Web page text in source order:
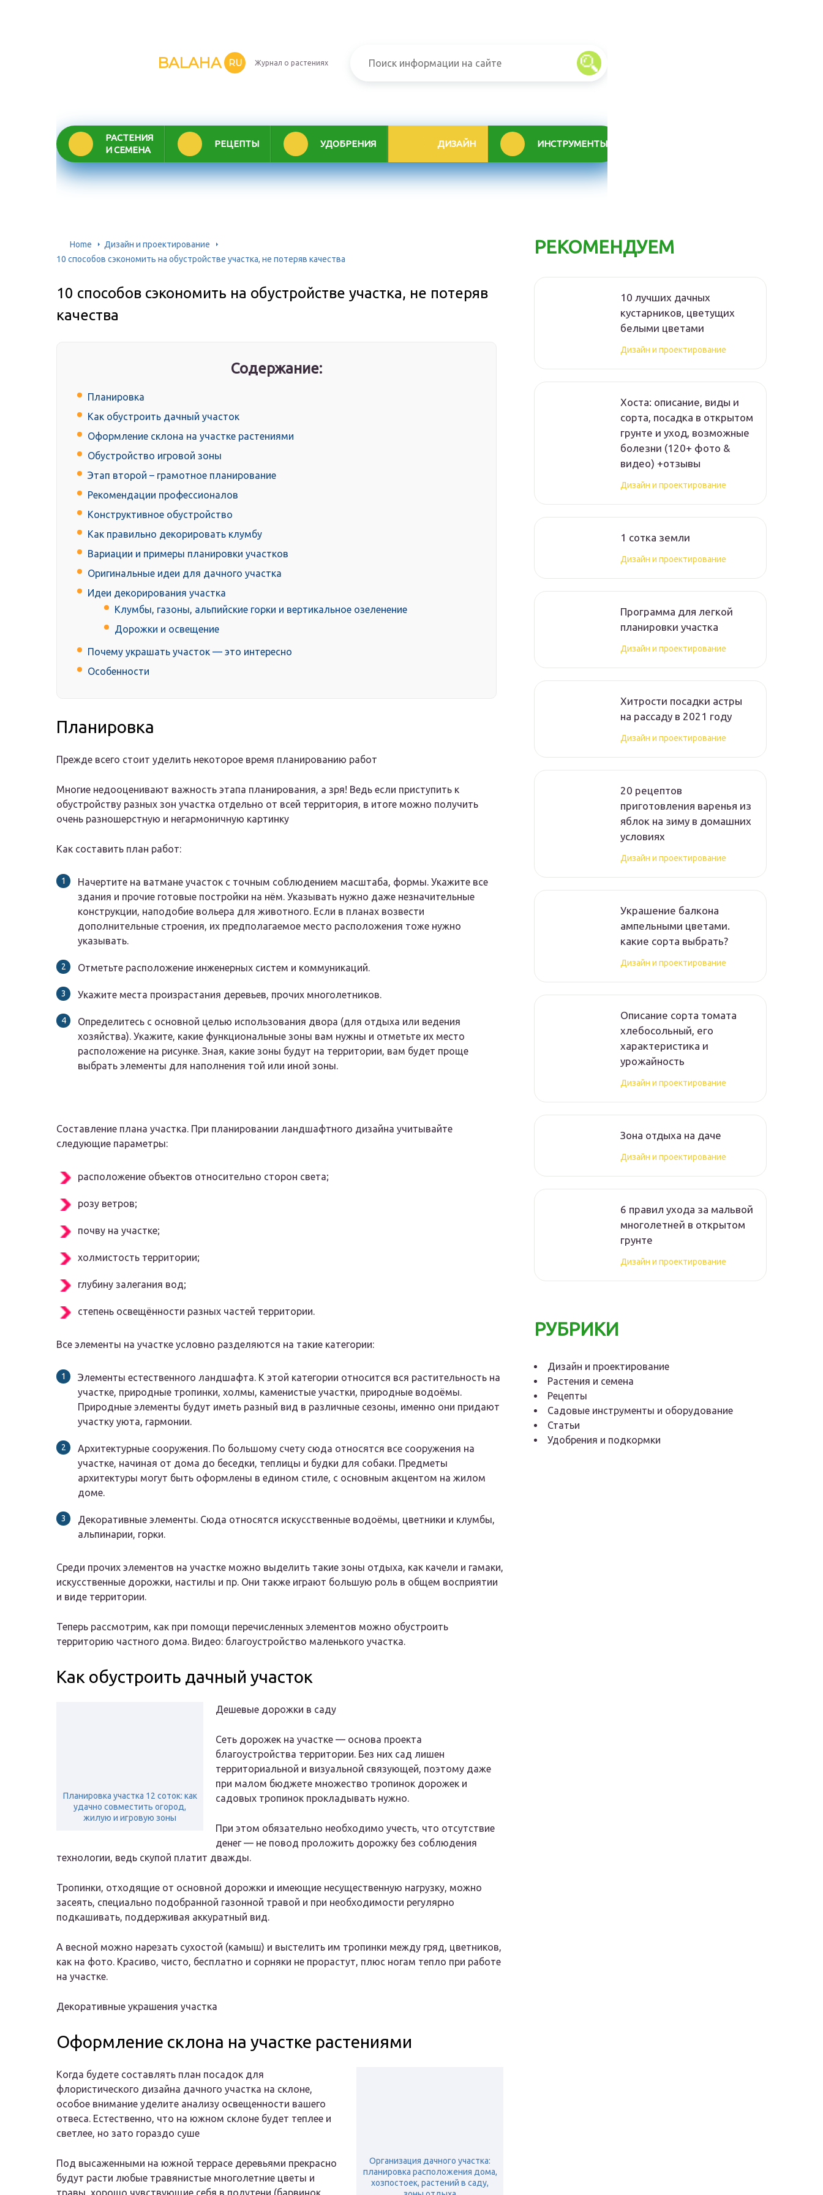
BALAHA RU Журнал о растениях
РАСТЕНИЯ
И СЕМЕНА
РЕЦЕПТЫ УДОБРЕНИЯ ДИЗАЙН ИНСТРУМЕНТЫ
Home
Дизайн и проектирование
10 способов сэкономить на обустройстве участка, не потеряв качества
10 способов сэкономить на обустройстве участка, не потеряв
качества
Содержание:
Планировка
Как обустроить дачный участок
Оформление склона на участке растениями
Обустройство игровой зоны
Этап второй – грамотное планирование
Рекомендации профессионалов
Конструктивное обустройство
Как правильно декорировать клумбу
Вариации и примеры планировки участков
Оригинальные идеи для дачного участка
Идеи декорирования участка
Клумбы, газоны, альпийские горки и вертикальное озеленение
Дорожки и освещение
Почему украшать участок — это интересно
Особенности
Планировка
Прежде всего стоит уделить некоторое время планированию работ
Многие недооценивают важность этапа планирования, а зря! Ведь если приступить к
обустройству разных зон участка отдельно от всей территория, в итоге можно получить
очень разношерстную и негармоничную картинку
Как составить план работ:
Начертите на ватмане участок с точным соблюдением масштаба, формы. Укажите все
здания и прочие готовые постройки на нём. Указывать нужно даже незначительные
конструкции, наподобие вольера для животного. Если в планах возвести
дополнительные строения, их предполагаемое место расположения тоже нужно
указывать.
Отметьте расположение инженерных систем и коммуникаций.
Укажите места произрастания деревьев, прочих многолетников.
Определитесь с основной целью использования двора (для отдыха или ведения
хозяйства). Укажите, какие функциональные зоны вам нужны и отметьте их место
расположение на рисунке. Зная, какие зоны будут на территории, вам будет проще
выбрать элементы для наполнения той или иной зоны.
Составление плана участка. При планировании ландшафтного дизайна учитывайте
следующие параметры:
расположение объектов относительно сторон света;
розу ветров;
почву на участке;
холмистость территории;
глубину залегания вод;
степень освещённости разных частей территории.
Все элементы на участке условно разделяются на такие категории:
Элементы естественного ландшафта. К этой категории относится вся растительность на
участке, природные тропинки, холмы, каменистые участки, природные водоёмы.
Природные элементы будут иметь разный вид в различные сезоны, именно они придают
участку уюта, гармонии.
Архитектурные сооружения. По большому счету сюда относятся все сооружения на
участке, начиная от дома до беседки, теплицы и будки для собаки. Предметы
архитектуры могут быть оформлены в едином стиле, с основным акцентом на жилом
доме.
Декоративные элементы. Сюда относятся искусственные водоёмы, цветники и клумбы,
альпинарии, горки.
Среди прочих элементов на участке можно выделить такие зоны отдыха, как качели и гамаки,
искусственные дорожки, настилы и пр. Они также играют большую роль в общем восприятии
и виде территории.
Теперь рассмотрим, как при помощи перечисленных элементов можно обустроить
территорию частного дома. Видео: благоустройство маленького участка.
Как обустроить дачный участок
Планировка участка 12 соток: как
удачно совместить огород,
жилую и игровую зоны
Дешевые дорожки в саду
Сеть дорожек на участке — основа проекта
благоустройства территории. Без них сад лишен
территориальной и визуальной связующей, поэтому даже
при малом бюджете множество тропинок дорожек и
садовых тропинок прокладывать нужно.
При этом обязательно необходимо учесть, что отсутствие
денег — не повод проложить дорожку без соблюдения
технологии, ведь скупой платит дважды.
Тропинки, отходящие от основной дорожки и имеющие несущественную нагрузку, можно
засеять, специально подобранной газонной травой и при необходимости регулярно
подкашивать, поддерживая аккуратный вид.
А весной можно нарезать сухостой (камыш) и выстелить им тропинки между гряд, цветников,
как на фото. Красиво, чисто, бесплатно и сорняки не прорастут, плюс ногам тепло при работе
на участке.
Декоративные украшения участка
Оформление склона на участке растениями
Организация дачного участка:
планировка расположения дома,
хозпостоек, растений в саду,
Когда будете составлять план посадок для
флористического дизайна дачного участка на склоне,
особое внимание уделите анализу освещенности вашего
отвеса. Естественно, что на южном склоне будет теплее и
светлее, но зато гораздо суше
Под высаженными на южной террасе деревьями прекрасно
будут расти любые травянистые многолетние цветы и
РЕКОМЕНДУЕМ
10 лучших дачных
кустарников, цветущих
белыми цветами
Дизайн и проектирование
Хоста: описание, виды и
сорта, посадка в открытом
грунте и уход, возможные
болезни (120+ фото &
видео) +отзывы
Дизайн и проектирование
1 сотка земли
Дизайн и проектирование
Программа для легкой
планировки участка
Дизайн и проектирование
Хитрости посадки астры
на рассаду в 2021 году
Дизайн и проектирование
20 рецептов
приготовления варенья из
яблок на зиму в домашних
условиях
Дизайн и проектирование
Украшение балкона
ампельными цветами.
какие сорта выбрать?
Дизайн и проектирование
Описание сорта томата
хлебосольный, его
характеристика и
урожайность
Дизайн и проектирование
Зона отдыха на даче
Дизайн и проектирование
6 правил ухода за мальвой
многолетней в открытом
грунте
Дизайн и проектирование
РУБРИКИ
Дизайн и проектирование
Растения и семена
Рецепты
Садовые инструменты и оборудование
Статьи
Удобрения и подкормки